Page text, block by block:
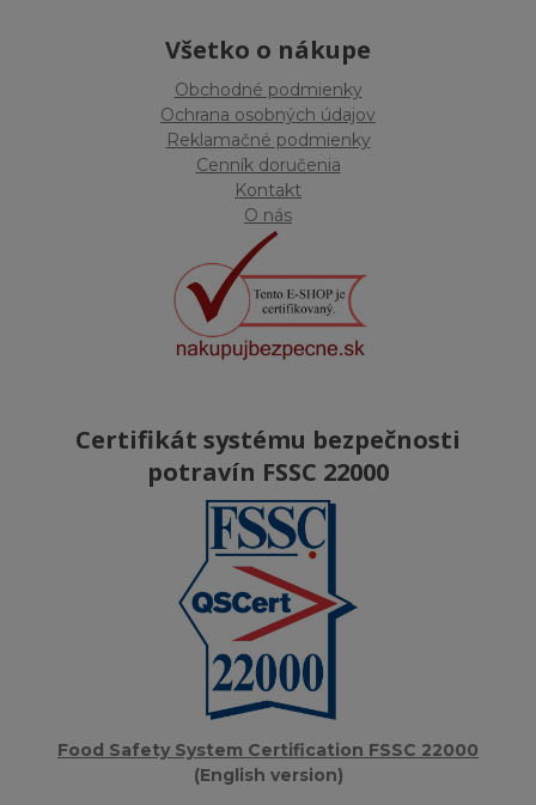
Všetko o nákupe
Obchodné podmienky
Ochrana osobných údajov
Reklamačné podmienky
Cenník doručenia
Kontakt
O nás
Certifikát systému bezpečnosti
potravín FSSC 22000
Food Safety System Certification FSSC 22000
(English version)